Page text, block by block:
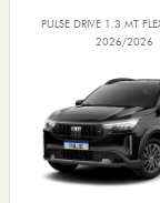
PULSE DRIVE 1.3 MT
2026/2026